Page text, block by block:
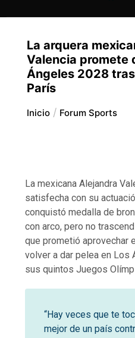
La arquera
Valencia promete
Ángeles 2028
París
Inicio Forum Sports
La mexicana Alejandra
satisfecha con su
conquistó medalla de
con arco, pero no
que prometió aprovechar
volver a dar pelea en Los
sus quintos Juegos
“Hay veces que te
mejor de un país